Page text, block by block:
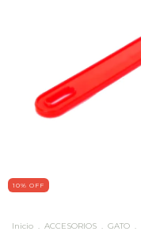
10% OFF
Inicio . ACCESORIOS . GATO .